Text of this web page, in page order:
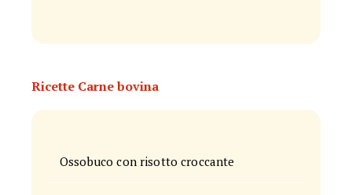
Ricette Carne bovina
Ossobuco con risotto croccante